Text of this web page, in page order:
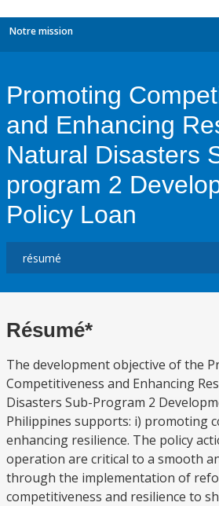
Notre mission
Promoting
and Enhancing
Natural Disasters
program 2
Policy Loan
Résumé*
The development objective of the
Competitiveness and Enhancing
Disasters Sub-Program 2
Philippines supports: i) promoting
enhancing resilience. The policy
operation are critical to a smooth
through the implementation of
competitiveness and resilience to